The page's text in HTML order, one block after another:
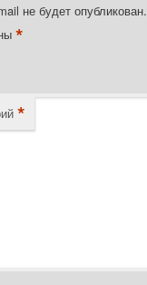
не будет опубликован.
*
*